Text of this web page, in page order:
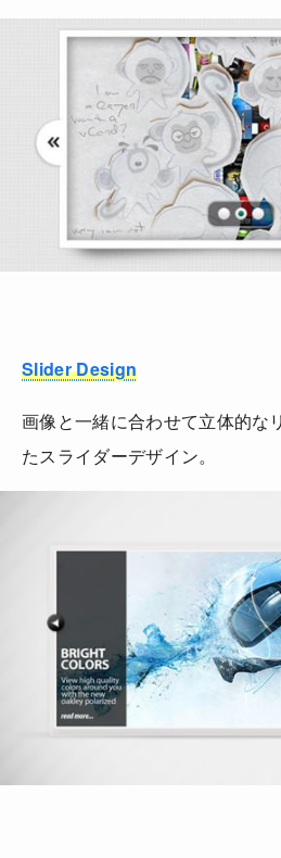
Slider Design
画像と一緒に合わせて立体的な
たスライダーデザイン。